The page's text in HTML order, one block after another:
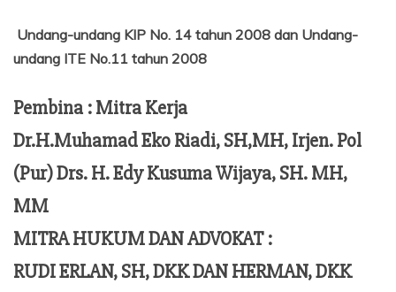
Undang-undang KIP No. 14 tahun 2008 dan Undang-
undang ITE No.11 tahun 2008
Pembina : Mitra Kerja
Dr.H.Muhamad Eko Riadi, SH,MH, Irjen. Pol
(Pur) Drs. H. Edy Kusuma Wijaya, SH. MH,
MM
MITRA HUKUM DAN ADVOKAT :
RUDI ERLAN, SH, DKK DAN HERMAN, DKK